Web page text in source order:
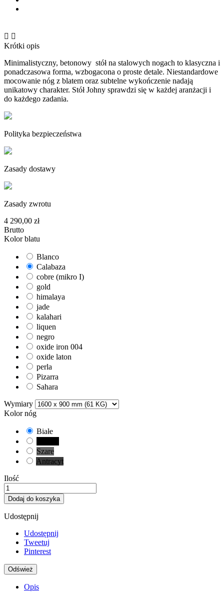
 
Krótki opis
Minimalistyczny, betonowy stół na stalowych nogach to klasyczna i
ponadczasowa forma, wzbogacona o proste detale. Niestandardowe
mocowanie nóg z blatem oraz subtelne wykończenie nadają
unikatowy charakter. Stół Johny sprawdzi się w każdej aranżacji i
do każdego zadania.
Polityka bezpieczeństwa
Zasady dostawy
Zasady zwrotu
4 290,00 zł
Brutto
Kolor blatu
Blanco
Calabaza
cobre (mikro I)
gold
himalaya
jade
kalahari
liquen
negro
oxide iron 004
oxide laton
perla
Pizarra
Sahara
Wymiary
Kolor nóg
Białe
Szare
Antracyt
Ilość
Dodaj do koszyka
Udostępnij
Udostępnij
Tweetuj
Pinterest
Opis